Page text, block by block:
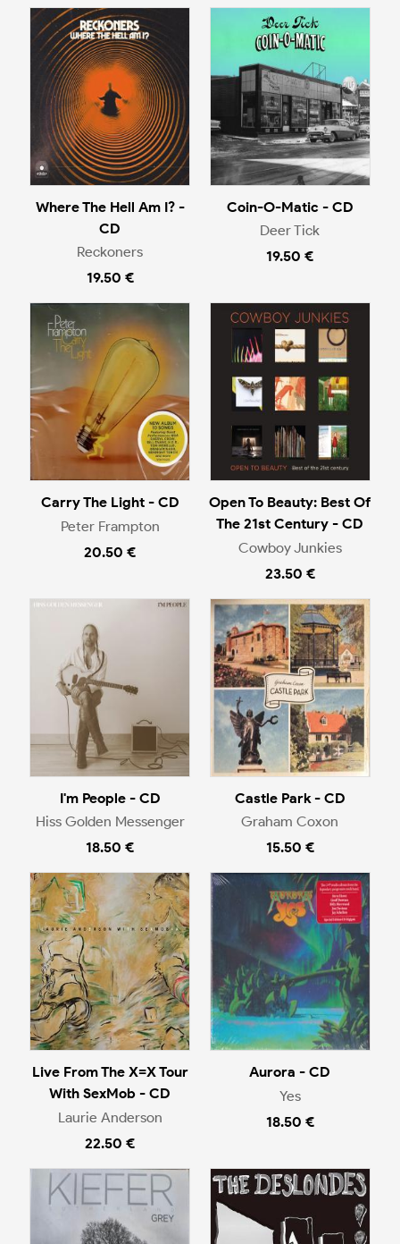
Where The Hell Am I? -
CD
Reckoners
19.50 €
Coin-O-Matic - CD
Deer Tick
19.50 €
Carry The Light - CD
Peter Frampton
20.50 €
Open To Beauty: Best Of
The 21st Century - CD
Cowboy Junkies
23.50 €
I'm People - CD
Hiss Golden Messenger
18.50 €
Castle Park - CD
Graham Coxon
15.50 €
Live From The X=X Tour
With SexMob - CD
Laurie Anderson
22.50 €
Aurora - CD
Yes
18.50 €